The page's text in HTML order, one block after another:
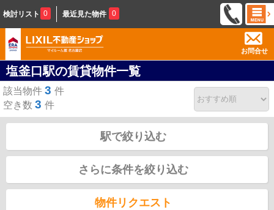
検討リスト 0 最近見た物件 0
お問合せ
塩釜口駅の賃貸物件一覧
該当物件 3 件
空き数 3 件
駅で絞り込む
さらに条件を絞り込む
物件リクエスト